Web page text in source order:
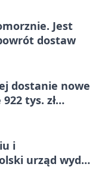
Jest
dostaw
dostanie nowe
tys. zł
i
urząd wydał